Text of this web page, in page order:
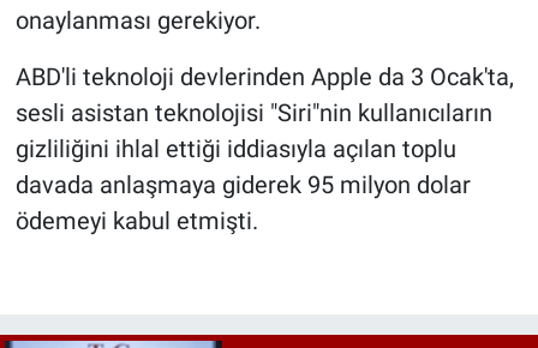
onaylanması gerekiyor.
ABD'li teknoloji devlerinden Apple da 3 Ocak'ta,
sesli asistan teknolojisi "Siri"nin kullanıcıların
gizliliğini ihlal ettiği iddiasıyla açılan toplu
davada anlaşmaya giderek 95 milyon dolar
ödemeyi kabul etmişti.